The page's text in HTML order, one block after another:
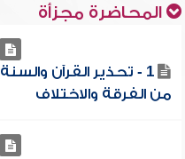
المحاضرة مجزأة
1 - تحذير القرآن والسنة
من الفرقة والاختلاف